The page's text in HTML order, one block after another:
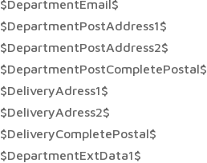
$DepartmentEmail$
$DepartmentPostAddress1$
$DepartmentPostAddress2$
$DepartmentPostCompletePostal$
$DeliveryAdress1$
$DeliveryAdress2$
$DeliveryCompletePostal$
$DepartmentExtData1$